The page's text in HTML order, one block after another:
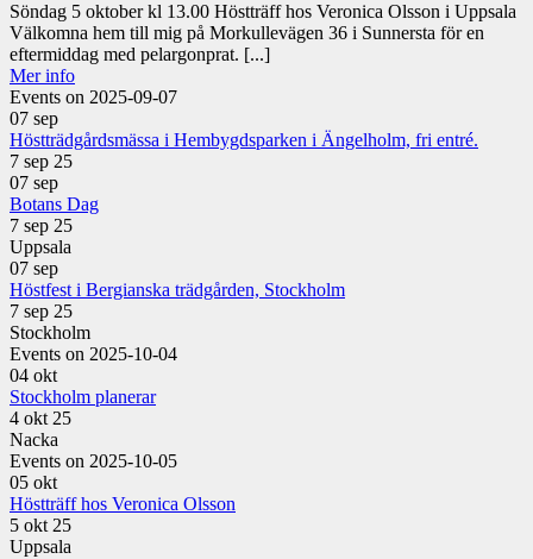
Söndag 5 oktober kl 13.00 Höstträff hos Veronica Olsson i Uppsala
Välkomna hem till mig på Morkullevägen 36 i Sunnersta för en
eftermiddag med pelargonprat. [...]
Mer info
Events on 2025-09-07
07 sep
Höstträdgårdsmässa i Hembygdsparken i Ängelholm, fri entré.
7 sep 25
07 sep
Botans Dag
7 sep 25
Uppsala
07 sep
Höstfest i Bergianska trädgården, Stockholm
7 sep 25
Stockholm
Events on 2025-10-04
04 okt
Stockholm planerar
4 okt 25
Nacka
Events on 2025-10-05
05 okt
Höstträff hos Veronica Olsson
5 okt 25
Uppsala